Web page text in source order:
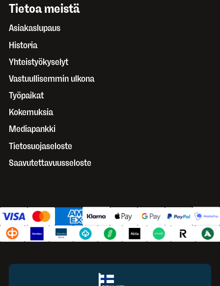
Tietoa meistä
Asiakaslupaus
Historia
Yhteistyökyselyt
Vastuullisemmin ulkona
Työpaikat
Kokemuksia
Mediapankki
Tietosuojaseloste
Saavutettavuusseloste